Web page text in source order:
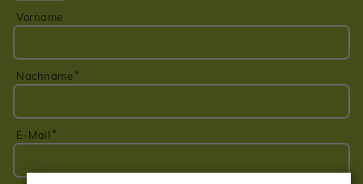
Vorname
Nachname
E-Mail